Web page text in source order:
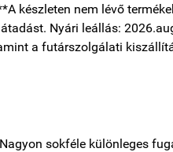
készleten nem lévő
Nyári leállás:
a futárszolgálati
sokféle különleges